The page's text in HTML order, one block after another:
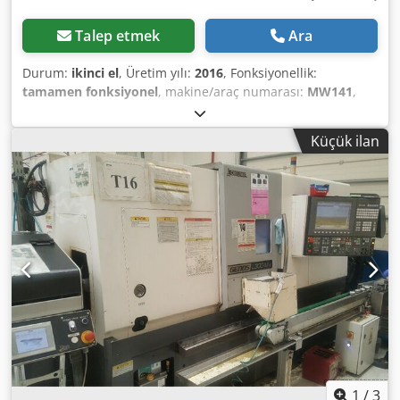
Talep etmek Ara
Durum: ikinci el, Üretim yılı: 2016, Fonksiyonellik:
tamamen fonksiyonel, makine/araç numarası: MW141,
Caracteristici tehnice: Zona de lucru # Diametru maxim de
strunjire: 300 mm # Lungime maximă a piesei: 276 mm #
Cursă axă X: 250 mm / Viteză rapidă pe X: 24 m/min #
Cursă axă Z: 460 mm / Viteză rapidă pe Z: 24 m/min #
Cursă axă W: 520 mm / Viteză rapidă pe Z: 24 m/min Broșă
principală # Dimensiune nas broșă: A2-8 # Turație
maximă: stânga 3000 rpm # Putere la 100% ED: stânga - 15
kW / dreapta 7,5 kW # Diametru maxim pe batiu: 520 mm #
Precizie de indexare axă C: 0,001 [°] # Capacitate bară:
broșă stânga - 80 mm / broșă dreapta - 53 mm Codpfx
Ajxxifkeh Rerf Broșă contrarotativă: # Turație broșă: 6000
[rpm] # Diametru maxim bară: 53 [mm] # Precizie de
indexare axă C: 0,001 [°] # Cursă: 520 [mm] Portsculă cu
scule acționate # Interfață scule: interfață Okuma # Număr
poziții: portcuțit pe disc cu 12 poziții inferioare, toate
pozițiile acționate # Viteză maximă: 4500 rpm, Putere
Küçük ilan
1 /3